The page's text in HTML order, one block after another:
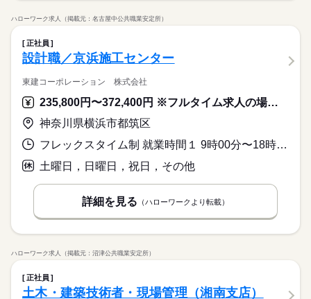
ハローワーク求人（掲載元：名古屋中公共職業安定所）
正社員
設計職／京浜施工センター
東建コーポレーション 株式会社
235,800円〜372,400円 ※フルタイム求人の場合は月額（換算額）、パート求人の場合は時間額を表示しています。
神奈川県横浜市都筑区
フレックスタイム制 就業時間１ 9時00分〜18時00分 就業時間に関する特記事項 コアタイム：１３：００～１４：００
土曜日，日曜日，祝日，その他
詳細を見る （ハローワークより転載）
ハローワーク求人（掲載元：沼津公共職業安定所）
正社員
土木・建築技術者・現場管理（湘南支店）